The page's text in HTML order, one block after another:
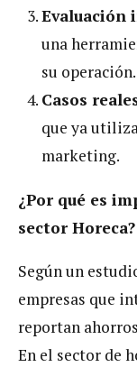
Evaluación
una
su operación.
Casos
que ya
marketing.
¿Por qué es
sector Horeca?
Según un
empresas que
reportan
En el sector de